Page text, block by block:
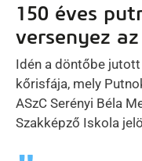
150 éves
versenyez
Idén a döntőbe
kőrisfája, mely
ASzC Serényi Béla
Szakképző Iskola